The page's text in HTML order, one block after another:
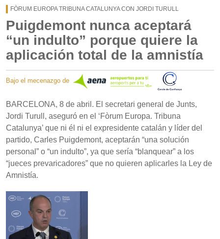
FÒRUM EUROPA TRIBUNA CATALUNYA CON JORDI TURULL
Puigdemont nunca aceptará
“un indulto” porque quiere la
aplicación total de la amnistía
Bajo el mecenazgo de
BARCELONA, 8 de abril. El secretari general de Junts,
Jordi Turull, aseguró en el ‘Fòrum Europa. Tribuna
Catalunya’ que ni él ni el expresidente catalán y líder del
partido, Carles Puigdemont, aceptarán “una solución
personal” o “un indulto”, ya que sería “blanquear” a los
“jueces prevaricadores” que no quieren aplicarles la Ley de
Amnistía.